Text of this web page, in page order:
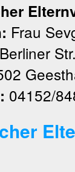
Frau
Berliner
04152/